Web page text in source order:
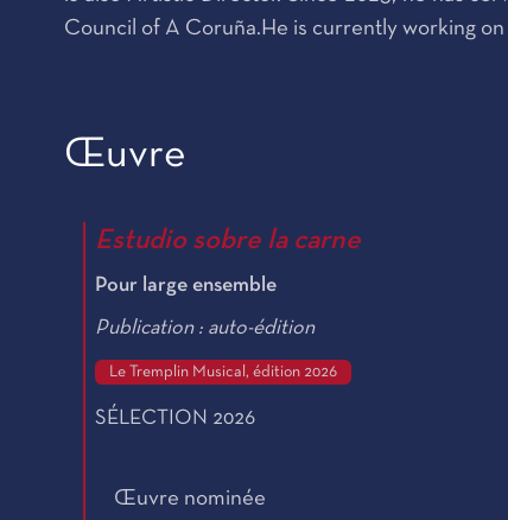
Council of A Coruña.He is currently working
Œuvre
Estudio sobre la carne
Pour large ensemble
Publication : auto-édition
Le Tremplin Musical, édition 2026
SÉLECTION 2026
Œuvre nominée